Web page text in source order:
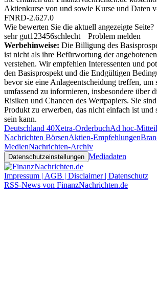
Aktienkurse von und sowie Kurse und Daten
FNRD-2.627.0
Wie bewerten Sie die aktuell angezeigte Seite?
sehr gut1 23456schlecht
Problem melden
Werbehinweise: Die Billigung des
ist nicht als ihre Befürwortung der
verstehen. Wir empfehlen Interessenten und
den Basisprospekt und die Endgültigen
bevor sie eine Anlageentscheidung treffen, um
umfassend zu informieren, insbesondere über
Risiken und Chancen des Wertpapiers. Sie
Produkt zu erwerben, das nicht einfach ist und
sein kann.
Deutschland 40Xetra-OrderbuchAd hoc-
Nachrichten BörsenAktien-Empfehlungen
MedienNachrichten-Archiv
Datenschutzeinstellungen Mediadaten
Impressum | AGB | Disclaimer | Datenschutz
RSS-News von FinanzNachrichten.de